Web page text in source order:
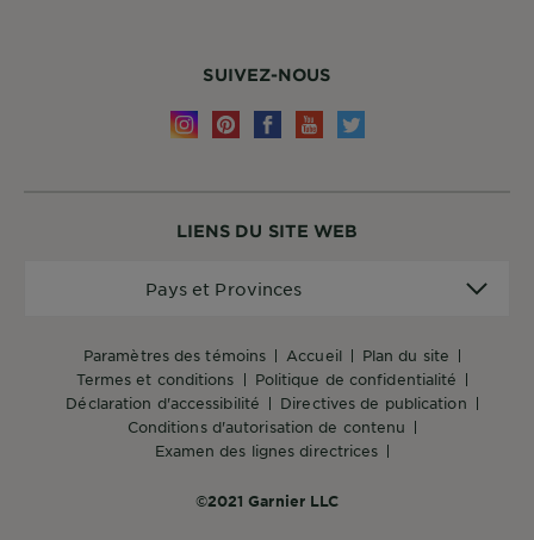
LIENS DU SITE WEB
paramètres des témoins accueil
plan du site
termes et conditions
politique de confidentialité
déclaration d'accessibilité
directives de publication
conditions d'autorisation de contenu
examen des lignes directrices
©2021 Garnier LLC
Pays et Provinces
SUIVEZ-NOUS